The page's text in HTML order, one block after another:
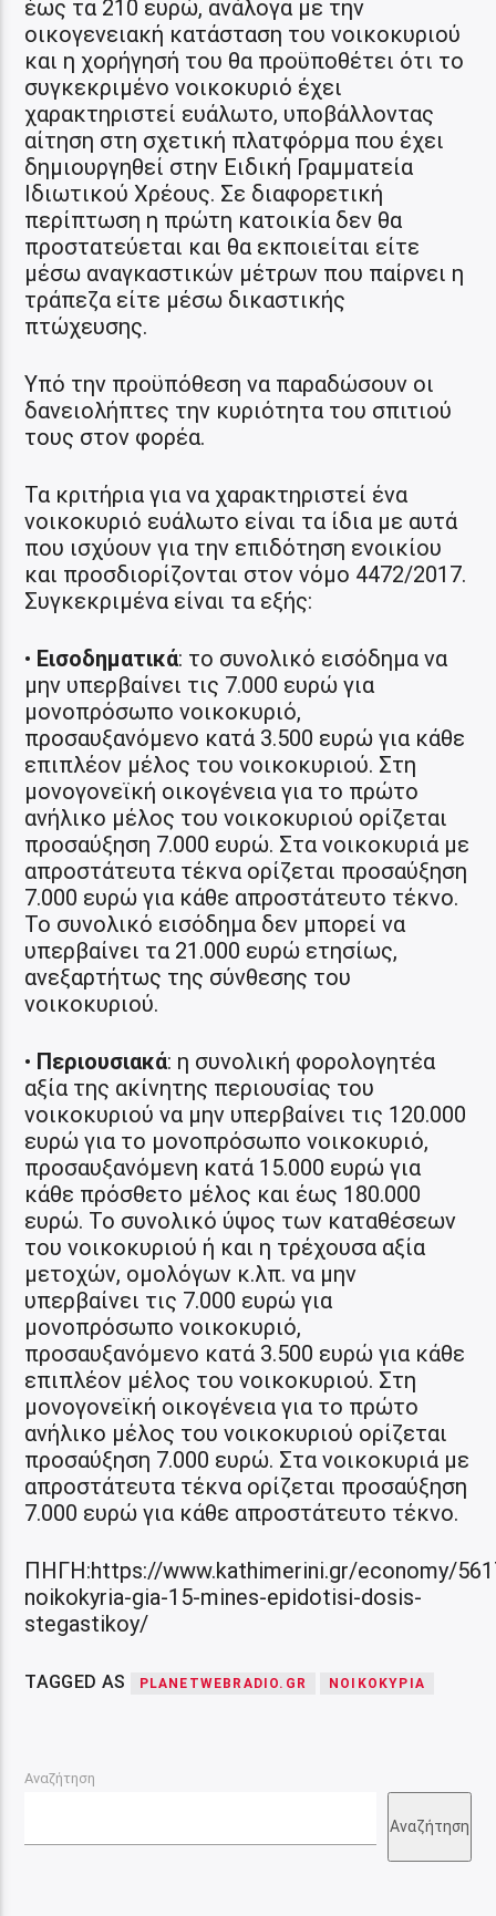
έως τα 210 ευρώ, ανάλογα με την
οικογενειακή κατάσταση του νοικοκυριού
και η χορήγησή του θα προϋποθέτει ότι το
συγκεκριμένο νοικοκυριό έχει
χαρακτηριστεί ευάλωτο, υποβάλλοντας
αίτηση στη σχετική πλατφόρμα που έχει
δημιουργηθεί στην Ειδική Γραμματεία
Ιδιωτικού Χρέους. Σε διαφορετική
περίπτωση η πρώτη κατοικία δεν θα
προστατεύεται και θα εκποιείται είτε
μέσω αναγκαστικών μέτρων που παίρνει η
τράπεζα είτε μέσω δικαστικής
πτώχευσης.
Υπό την προϋπόθεση να παραδώσουν οι
δανειολήπτες την κυριότητα του σπιτιού
τους στον φορέα.
Τα κριτήρια για να χαρακτηριστεί ένα
νοικοκυριό ευάλωτο είναι τα ίδια με αυτά
που ισχύουν για την επιδότηση ενοικίου
και προσδιορίζονται στον νόμο 4472/2017.
Συγκεκριμένα είναι τα εξής:
• Εισοδηματικά: το συνολικό εισόδημα να
μην υπερβαίνει τις 7.000 ευρώ για
μονοπρόσωπο νοικοκυριό,
προσαυξανόμενο κατά 3.500 ευρώ για κάθε
επιπλέον μέλος του νοικοκυριού. Στη
μονογονεϊκή οικογένεια για το πρώτο
ανήλικο μέλος του νοικοκυριού ορίζεται
προσαύξηση 7.000 ευρώ. Στα νοικοκυριά με
απροστάτευτα τέκνα ορίζεται προσαύξηση
7.000 ευρώ για κάθε απροστάτευτο τέκνο.
Το συνολικό εισόδημα δεν μπορεί να
υπερβαίνει τα 21.000 ευρώ ετησίως,
ανεξαρτήτως της σύνθεσης του
νοικοκυριού.
• Περιουσιακά: η συνολική φορολογητέα
αξία της ακίνητης περιουσίας του
νοικοκυριού να μην υπερβαίνει τις 120.000
ευρώ για το μονοπρόσωπο νοικοκυριό,
προσαυξανόμενη κατά 15.000 ευρώ για
κάθε πρόσθετο μέλος και έως 180.000
ευρώ. Το συνολικό ύψος των καταθέσεων
του νοικοκυριού ή και η τρέχουσα αξία
μετοχών, ομολόγων κ.λπ. να μην
υπερβαίνει τις 7.000 ευρώ για
μονοπρόσωπο νοικοκυριό,
προσαυξανόμενο κατά 3.500 ευρώ για κάθε
επιπλέον μέλος του νοικοκυριού. Στη
μονογονεϊκή οικογένεια για το πρώτο
ανήλικο μέλος του νοικοκυριού ορίζεται
προσαύξηση 7.000 ευρώ. Στα νοικοκυριά με
απροστάτευτα τέκνα ορίζεται προσαύξηση
7.000 ευρώ για κάθε απροστάτευτο τέκνο.
ΠΗΓΗ:https://www.kathimerini.gr/economy/
noikokyria-gia-15-mines-epidotisi-dosis-
stegastikoy/
TAGGED AS PLANETWEBRADIO.GR ΝΟΙΚΟΚΥΡΙΑ
Αναζήτηση
Αναζήτηση